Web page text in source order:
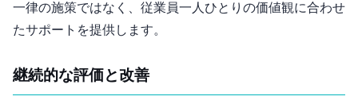
一律の施策ではなく、従業員一人ひとりの価値観に合わせ
たサポートを提供します。
継続的な評価と改善